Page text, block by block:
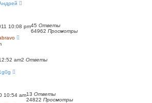
10:08 pm45 Ответы
64962 Просмотры
am2 Ответы
10:54 am13 Ответы
24822 Просмотры